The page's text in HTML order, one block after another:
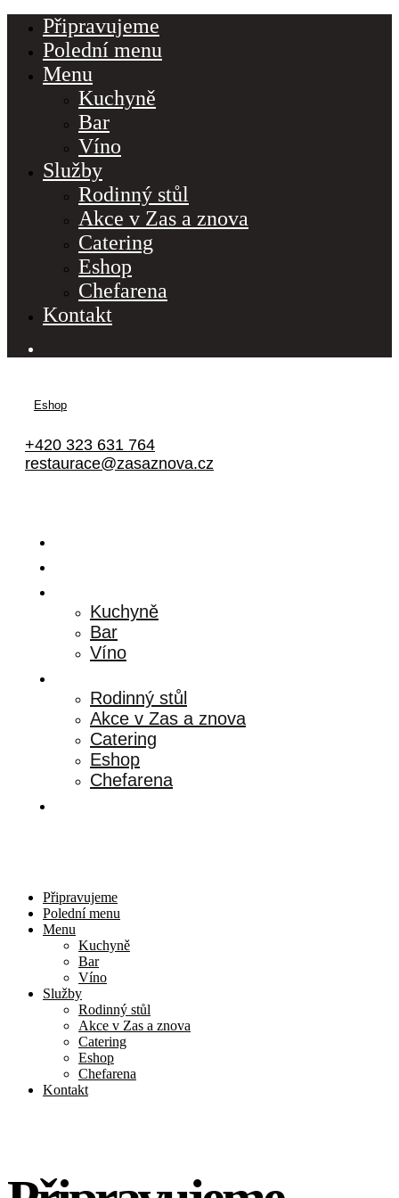
Připravujeme
Polední menu
Menu
Kuchyně
Bar
Víno
Služby
Rodinný stůl
Akce v Zas a znova
Catering
Eshop
Chefarena
Kontakt
Eshop
+420 323 631 764
restaurace@zasaznova.cz
Kuchyně
Bar
Víno
Rodinný stůl
Akce v Zas a znova
Catering
Eshop
Chefarena
Připravujeme
Polední menu
Menu
Kuchyně
Bar
Víno
Služby
Rodinný stůl
Akce v Zas a znova
Catering
Eshop
Chefarena
Kontakt